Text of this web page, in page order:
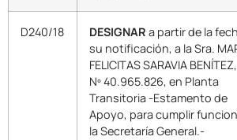
D240/18 DESIGNAR a partir de la
su notificación, a la Sra.
FELICITAS SARAVIA
Nº 40.965.826, en Planta
Transitoria -Estamento de
Apoyo, para cumplir
la Secretaría General.-